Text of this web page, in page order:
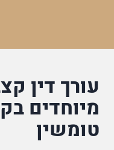
עורך דין
מיוחדים
טומשין